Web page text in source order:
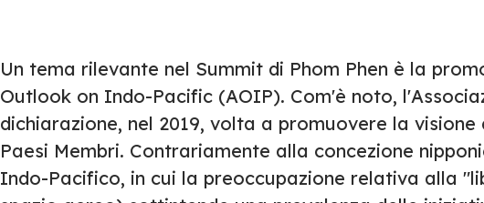
Un tema rilevante nel Summit di Phom Phen è la
Outlook on Indo-Pacific (AOIP). Com'è noto,
dichiarazione, nel 2019, volta a promuovere la
Paesi Membri. Contrariamente alla concezione
Indo-Pacifico, in cui la preoccupazione relativa alla